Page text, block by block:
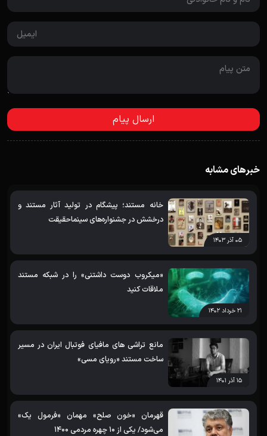
خبرهای مشابه
۰۵ آذر ۱۴۰۳
خانه مستند؛ پیشگام در تولید آثار مستند و
درخشش در جشنواره‌های سینماحقیقت
۲۱ خرداد ۱۴۰۲
«میکروب دوست داشتنی» را در شبکه مستند
ملاقات کنید
۱۵ آذر ۱۴۰۱
مانع تراشی های مافیای فوتبال ایران در مسیر
ساخت مستند «رویای مسی»
قهرمان «خون صلح» مهمان «فرمول یک»
می‌شود/ یکی از 10 چهره مردمی 1400